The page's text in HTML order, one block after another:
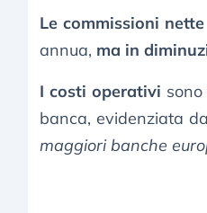
Le commissioni nette
annua, ma in
I costi operativi
banca, evidenziata
maggiori banche